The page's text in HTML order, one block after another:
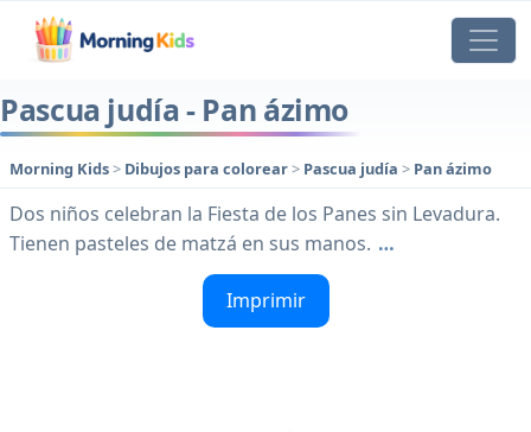
Pascua judía - Pan ázimo
Morning Kids> Dibujos para colorear> Pascua judía > Pan ázimo
Dos niños celebran la Fiesta de los Panes sin Levadura.
Tienen pasteles de matzá en sus manos. …
Imprimir